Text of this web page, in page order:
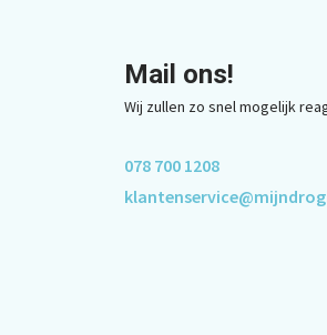
Mail ons!
Wij zullen zo snel mogelijk
078 700 1208